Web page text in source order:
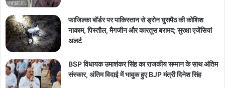
फाजिल्का बॉर्डर पर पाकिस्तान से ड्रोन घुसपैठ की कोशिश
नाकाम, पिस्तौल, मैगजीन और कारतूस बरामद; सुरक्षा एजेंसियां
अलर्ट
BSP विधायक उमाशंकर सिंह का राजकीय सम्मान के साथ अंतिम
संस्कार, अंतिम विदाई में भावुक हुए BJP मंत्री दिनेश सिंह